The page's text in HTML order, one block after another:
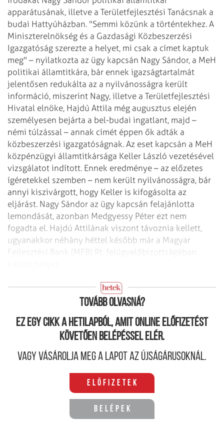
apparátusának, illetve a Területfejlesztési Tanácsnak a
budai Hattyúházban. "Semmi közünk a történtekhez. A
Miniszterelnökség és a Gazdasági Közbeszerzési
Igazgatóság szerezte a helyet, mi csak a címet kaptuk
meg" – nyilatkozta az ügy kapcsán Nagy Sándor, a MeH
politikai államtitkára, bár ennek igazságtartalmát
jelentősen redukálta az a nyilvánosságra került
információ, miszerint Nagy, illetve a Területfejlesztési
Hivatal elnöke, Hajdú Attila még augusztus elején
személyesen bejárta a bel-budai ingatlant, majd –
némi túlzással – annak címét éppen ők adták a
közbeszerzési igazgatóságnak. Az eset kapcsán a MeH
közpénzügyi államtitkársága Keller László vezetésével
vizsgálatot indított. Ennek eredménye – az előzetes
ígéretekkel szemben – nem került nyilvánosságra, bár
annyi kiszivárgott, hogy Keller is kifogásolta az
eljárást. Nagy Sándor az ügy kapcsán felajánlotta
lemondását, azonban Medgyessy Péter ezt nem
fogadta el. Hajdú Attilának viszont távoznia kellett,
ugyanakkor néhány héttel később már a Magyar
Fejlesztési Bank (MFB) Rt. felügyelőbizottságában
Tovább olvasná?
Ez egy cikk a hetilapból, amit online előfizetést
követően belépéssel elér.
Vagy vásárolja meg a lapot az újságárusoknál.
Előfizetek
Belépek